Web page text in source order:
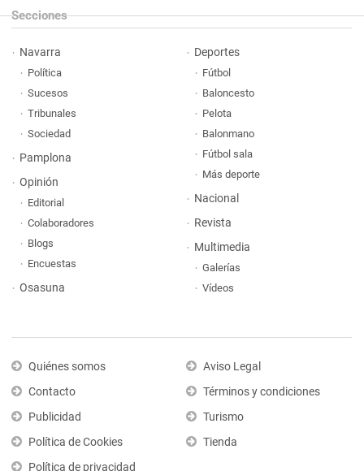
Secciones
Navarra
Política
Sucesos
Tribunales
Sociedad
Pamplona
Opinión
Editorial
Colaboradores
Blogs
Encuestas
Osasuna
Deportes
Fútbol
Baloncesto
Pelota
Balonmano
Fútbol sala
Más deporte
Nacional
Revista
Multimedia
Galerías
Vídeos
Quiénes somos
Contacto
Publicidad
Política de Cookies
Política de privacidad
Aviso Legal
Términos y condiciones
Turismo
Tienda